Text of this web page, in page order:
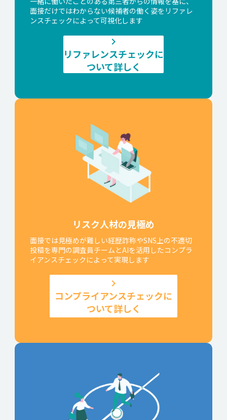
面接だけではわからない候補者の働く姿をリファレ
ンスチェックによって可視化します
keyboard_arrow_right
リファレンスチェックに
ついて詳しく
リスク人材の見極め
面接では見極めが難しい経歴詐称やSNS上の不適切
投稿を専門の調査員チームとAIを活用したコンプラ
イアンスチェックによって実現します
keyboard_arrow_right
コンプライアンスチェックに
ついて詳しく